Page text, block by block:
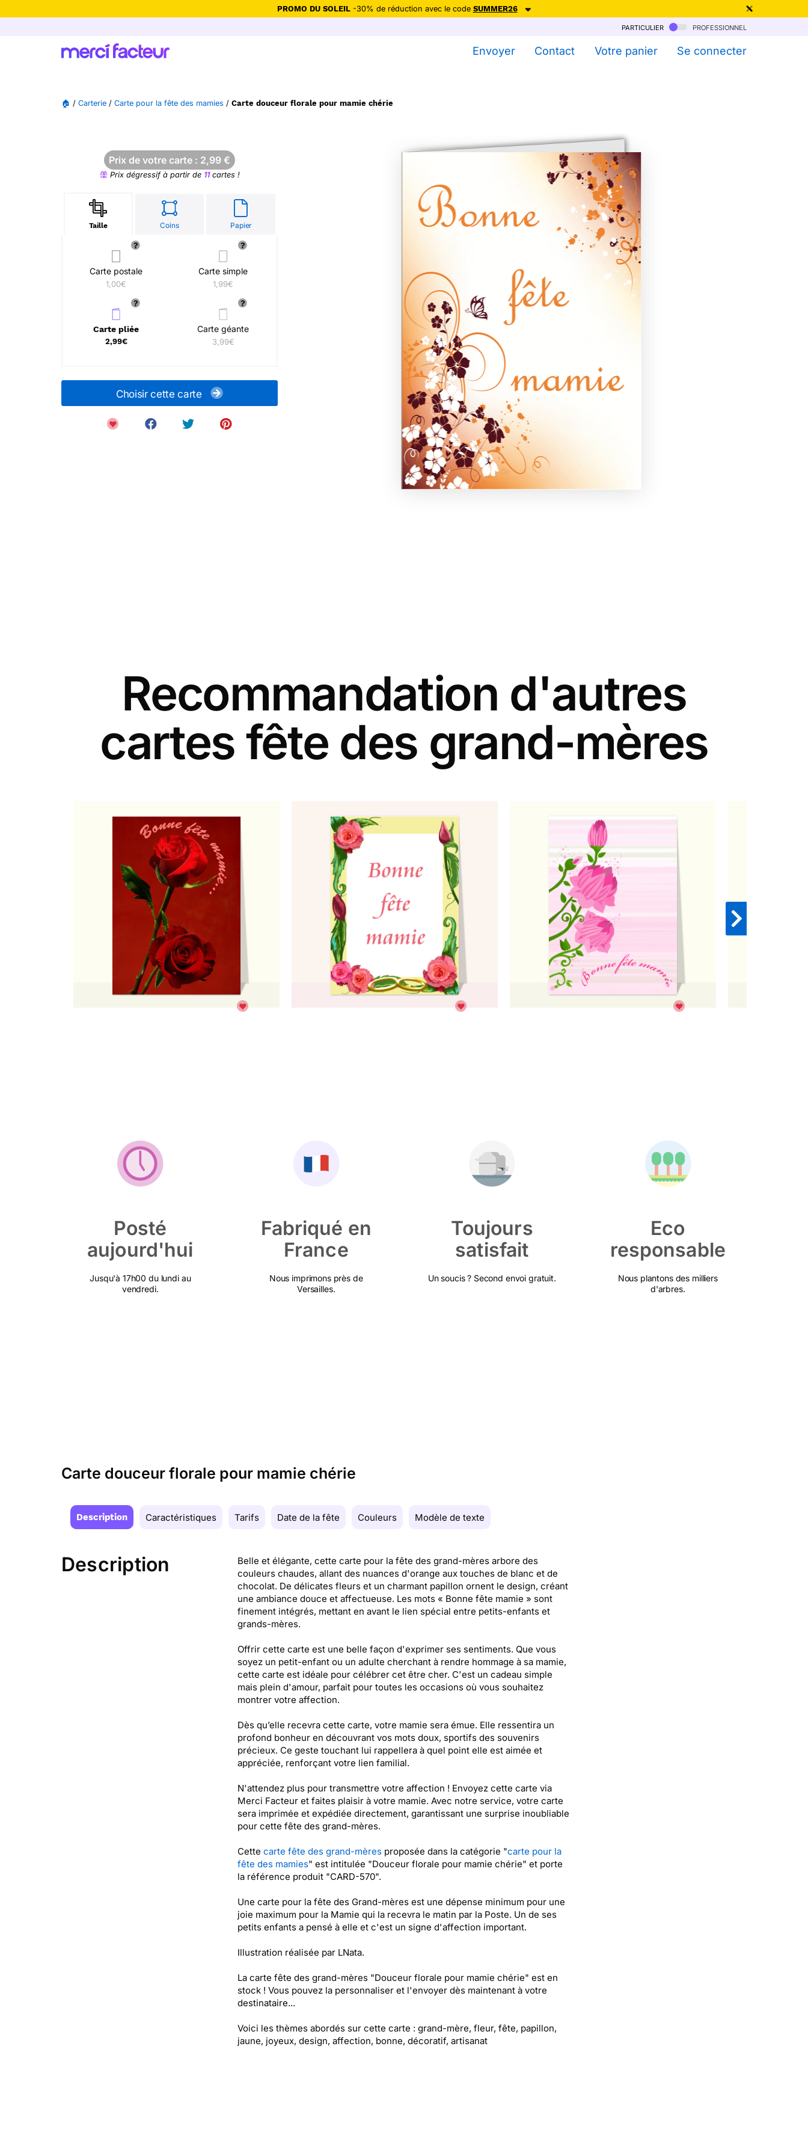
PROMO DU SOLEIL-30% de réduction avec le code SUMMER26
Ne plus afficher
particulier professionnel
Envoyer Contact Votre panier Se connecter
🏠 / Carterie / Carte pour la fête des mamies / Carte douceur florale pour mamie chérie
Prix de votre carte : 2,99 €
Prix dégressif à partir de 11cartes !
Taille Coins Papier
Carte postale
1,00€
Carte simple
1,99€
Carte pliée
2,99€
Carte géante
3,99€
Choisir cette carte
Recommandation d'autres
cartes fête des grand-mères
Posté
aujourd'hui
Jusqu'à 17h00 du lundi au
vendredi.
Fabriqué en
France
Nous imprimons près de
Versailles.
Toujours
satisfait
Un soucis ? Second envoi gratuit.
Eco
responsable
Nous plantons des milliers
d'arbres.
Carte douceur florale pour mamie chérie
Description Caractéristiques Tarifs Date de la fête Couleurs Modèle de texte
Description
Belle et élégante, cette carte pour la fête des grand-mères arbore des
couleurs chaudes, allant des nuances d'orange aux touches de blanc et de
chocolat. De délicates fleurs et un charmant papillon ornent le design, créant
une ambiance douce et affectueuse. Les mots « Bonne fête mamie » sont
finement intégrés, mettant en avant le lien spécial entre petits-enfants et
grands-mères.
Offrir cette carte est une belle façon d'exprimer ses sentiments. Que vous
soyez un petit-enfant ou un adulte cherchant à rendre hommage à sa mamie,
cette carte est idéale pour célébrer cet être cher. C'est un cadeau simple
mais plein d'amour, parfait pour toutes les occasions où vous souhaitez
montrer votre affection.
Dès qu’elle recevra cette carte, votre mamie sera émue. Elle ressentira un
profond bonheur en découvrant vos mots doux, sportifs des souvenirs
précieux. Ce geste touchant lui rappellera à quel point elle est aimée et
appréciée, renforçant votre lien familial.
N'attendez plus pour transmettre votre affection ! Envoyez cette carte via
Merci Facteur et faites plaisir à votre mamie. Avec notre service, votre carte
sera imprimée et expédiée directement, garantissant une surprise inoubliable
pour cette fête des grand-mères.
Cette carte fête des grand-mèresproposée dans la catégorie "carte pour la
fête des mamies" est intitulée "Douceur florale pour mamie chérie" et porte
la référence produit "CARD-570".
Une carte pour la fête des Grand-mères est une dépense minimum pour une
joie maximum pour la Mamie qui la recevra le matin par la Poste. Un de ses
petits enfants a pensé à elle et c'est un signe d'affection important.
Illustration réalisée par LNata.
La carte fête des grand-mères "Douceur florale pour mamie chérie" est en
stock ! Vous pouvez la personnaliser et l'envoyer dès maintenant à votre
destinataire...
Voici les thèmes abordés sur cette carte : grand-mère, fleur, fête, papillon,
jaune, joyeux, design, affection, bonne, décoratif, artisanat